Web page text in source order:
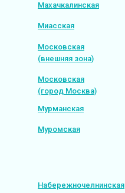
Махачкалинская
Миасская
Московская
(внешняя зона)
Московская
(город Москва)
Мурманская
Муромская
Набережночелнинская